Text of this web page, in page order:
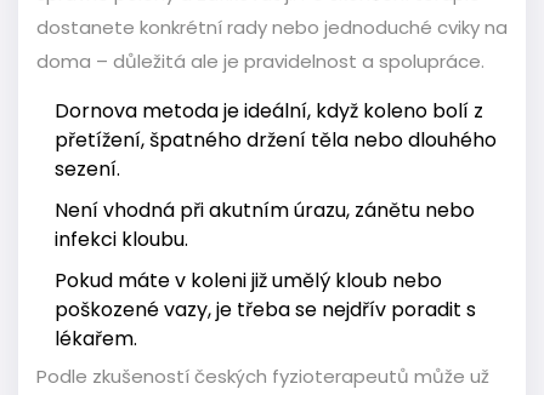
dostanete konkrétní rady nebo jednoduché cviky na
doma – důležitá ale je pravidelnost a spolupráce.
Dornova metoda je ideální, když koleno bolí z
přetížení, špatného držení těla nebo dlouhého
sezení.
Není vhodná při akutním úrazu, zánětu nebo
infekci kloubu.
Pokud máte v koleni již umělý kloub nebo
poškozené vazy, je třeba se nejdřív poradit s
lékařem.
Podle zkušeností českých fyzioterapeutů může už